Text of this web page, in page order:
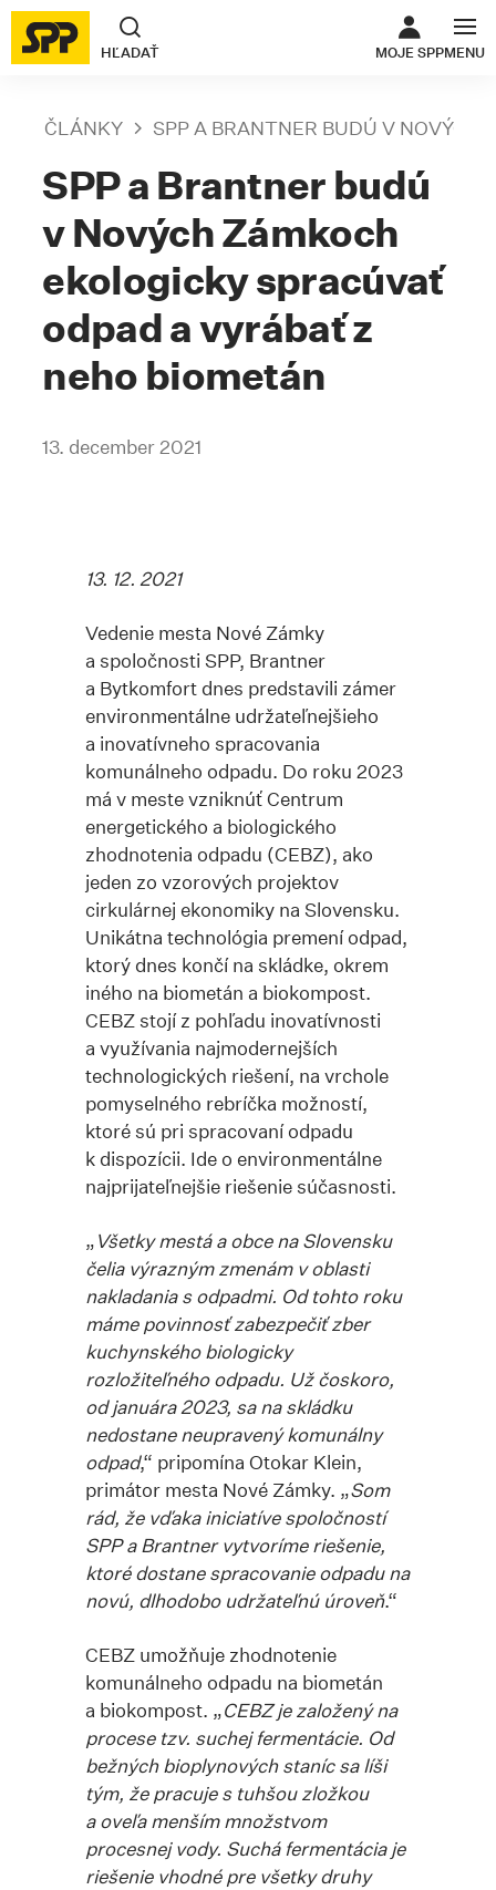
HĽADAŤ MOJE SPP
ODKAZ SA
MENU
ČLÁNKY SPP A BRANTNER BUDÚ V NOVÝCH
SPP a Brantner budú
v Nových Zámkoch
ekologicky spracúvať
odpad a vyrábať z
neho biometán
13. december 2021
13. 12. 2021
Vedenie mesta Nové Zámky
a spoločnosti SPP, Brantner
a Bytkomfort dnes predstavili zámer
environmentálne udržateľnejšieho
a inovatívneho spracovania
komunálneho odpadu. Do roku 2023
má v meste vzniknúť Centrum
energetického a biologického
zhodnotenia odpadu (CEBZ), ako
jeden zo vzorových projektov
cirkulárnej ekonomiky na Slovensku.
Unikátna technológia premení odpad,
ktorý dnes končí na skládke, okrem
iného na biometán a biokompost.
CEBZ stojí z pohľadu inovatívnosti
a využívania najmodernejších
technologických riešení, na vrchole
pomyselného rebríčka možností,
ktoré sú pri spracovaní odpadu
k dispozícii. Ide o environmentálne
najprijateľnejšie riešenie súčasnosti.
„Všetky mestá a obce na Slovensku
čelia výrazným zmenám v oblasti
nakladania s odpadmi. Od tohto roku
máme povinnosť zabezpečiť zber
kuchynského biologicky
rozložiteľného odpadu. Už čoskoro,
od januára 2023, sa na skládku
nedostane neupravený komunálny
odpad,“ pripomína Otokar Klein,
primátor mesta Nové Zámky. „Som
rád, že vďaka iniciatíve spoločností
SPP a Brantner vytvoríme riešenie,
ktoré dostane spracovanie odpadu na
novú, dlhodobo udržateľnú úroveň.“
CEBZ umožňuje zhodnotenie
komunálneho odpadu na biometán
a biokompost. „CEBZ je založený na
procese tzv. suchej fermentácie. Od
bežných bioplynových staníc sa líši
tým, že pracuje s tuhšou zložkou
a oveľa menším množstvom
procesnej vody. Suchá fermentácia je
riešenie vhodné pre všetky druhy